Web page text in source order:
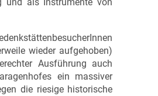
wieder aufgehoben)
Ausführung auch
ein massiver
die riesige historische